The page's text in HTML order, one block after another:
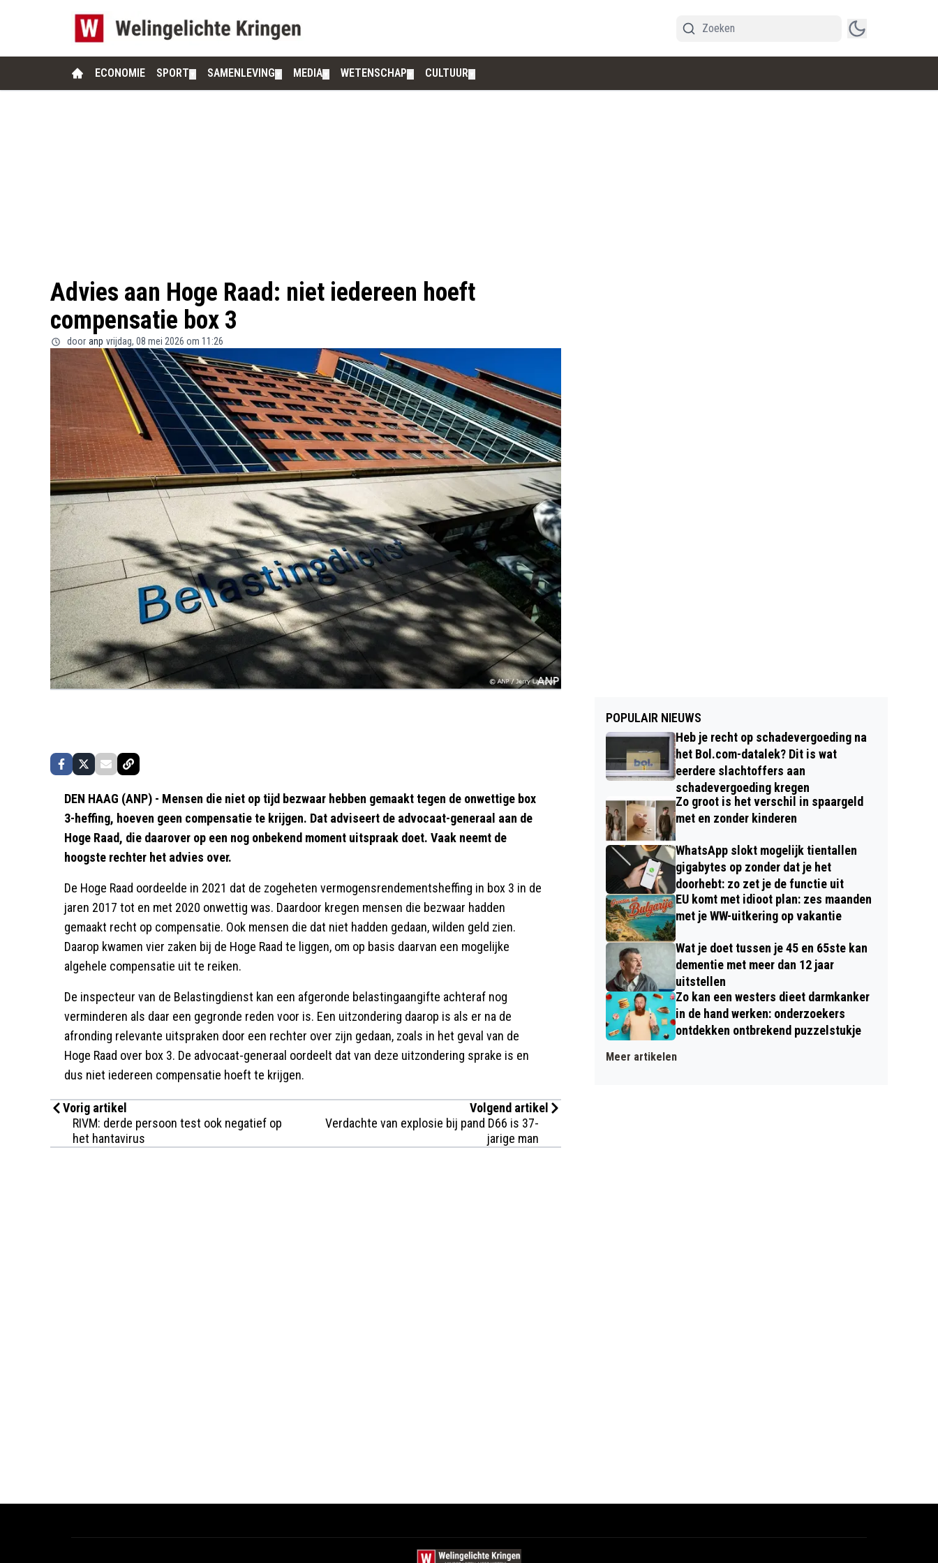
ECONOMIE SPORT SAMENLEVING MEDIA WETENSCHAP CULTUUR
Advies aan Hoge Raad: niet iedereen hoeft
compensatie box 3
door anp vrijdag, 08 mei 2026 om 11:26
DEN HAAG (ANP) - Mensen die niet op tijd bezwaar hebben gemaakt tegen de onwettige box
3-heffing, hoeven geen compensatie te krijgen. Dat adviseert de advocaat-generaal aan de
Hoge Raad, die daarover op een nog onbekend moment uitspraak doet. Vaak neemt de
hoogste rechter het advies over.
De Hoge Raad oordeelde in 2021 dat de zogeheten vermogensrendementsheffing in box 3 in de
jaren 2017 tot en met 2020 onwettig was. Daardoor kregen mensen die bezwaar hadden
gemaakt recht op compensatie. Ook mensen die dat niet hadden gedaan, wilden geld zien.
Daarop kwamen vier zaken bij de Hoge Raad te liggen, om op basis daarvan een mogelijke
algehele compensatie uit te reiken.
De inspecteur van de Belastingdienst kan een afgeronde belastingaangifte achteraf nog
verminderen als daar een gegronde reden voor is. Een uitzondering daarop is als er na de
afronding relevante uitspraken door een rechter over zijn gedaan, zoals in het geval van de
Hoge Raad over box 3. De advocaat-generaal oordeelt dat van deze uitzondering sprake is en
dus niet iedereen compensatie hoeft te krijgen.
Vorig artikel
RIVM: derde persoon test ook negatief op
het hantavirus
Volgend artikel
Verdachte van explosie bij pand D66 is 37-
jarige man
POPULAIR NIEUWS
Heb je recht op schadevergoeding na
het Bol.com-datalek? Dit is wat
eerdere slachtoffers aan
schadevergoeding kregen
Zo groot is het verschil in spaargeld
met en zonder kinderen
WhatsApp slokt mogelijk tientallen
gigabytes op zonder dat je het
doorhebt: zo zet je de functie uit
EU komt met idioot plan: zes maanden
met je WW-uitkering op vakantie
Wat je doet tussen je 45 en 65ste kan
dementie met meer dan 12 jaar
uitstellen
Zo kan een westers dieet darmkanker
in de hand werken: onderzoekers
ontdekken ontbrekend puzzelstukje
Meer artikelen